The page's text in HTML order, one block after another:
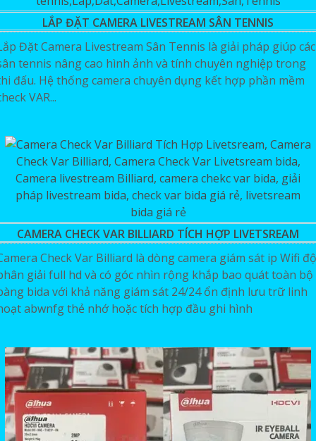
LẮP ĐẶT CAMERA LIVESTREAM SÂN TENNIS
Đặt Camera Livestream Sân Tennis là giải pháp giúp các
tennis nâng cao hình ảnh và tính chuyên nghiệp trong
đấu. Hệ thống camera chuyên dụng kết hợp phần mềm
VAR...
CAMERA CHECK VAR BILLIARD TÍCH HỢP LIVETSREAM
Check Var Billiard là dòng camera giám sát ip Wifi độ
giải full hd và có góc nhìn rộng khắp bao quát toàn bộ
bida với khả năng giám sát 24/24 ổn định lưu trữ linh
abwnfg thẻ nhớ hoặc tích hợp đầu ghi hình